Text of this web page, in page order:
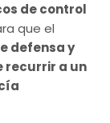
de control
que el
defensa y
recurrir a un